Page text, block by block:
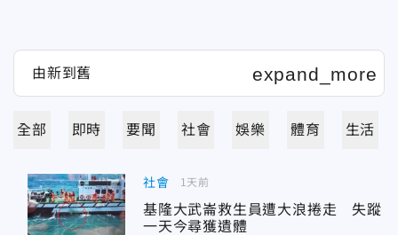
全部 即時 要聞 社會 娛樂 體育 生活
社會
基隆大武崙救生員遭大浪捲走 失蹤
一天今尋獲遺體
1天前